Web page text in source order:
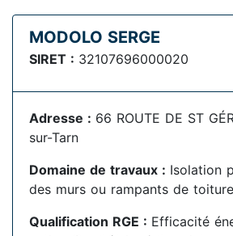
MODOLO SERGE
SIRET : 32107696000020
Adresse : 66 ROUTE DE ST
sur-Tarn
Domaine de travaux : Isolation
des murs ou rampants de
Qualification RGE : Efficacité